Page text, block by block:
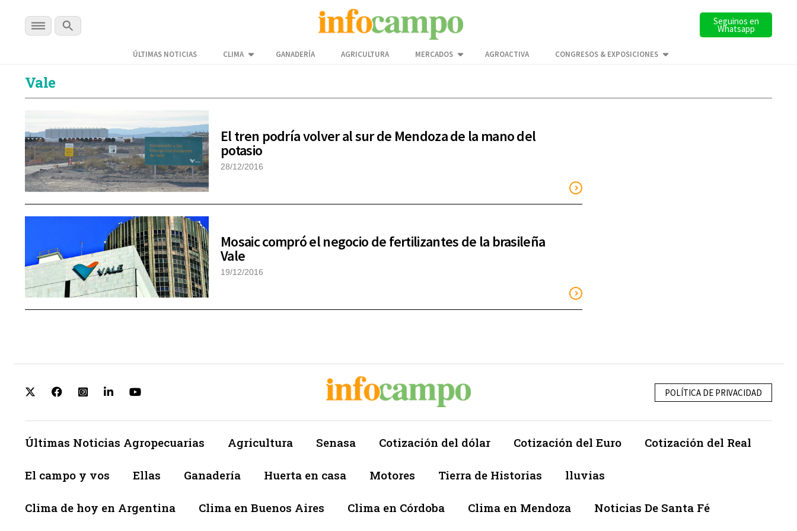
Seguinos en
Whatsapp
ÚLTIMAS NOTICIAS CLIMA GANADERÍA AGRICULTURA MERCADOS AGROACTIVA CONGRESOS & EXPOSICIONES
Vale
El tren podría volver al sur de Mendoza de la mano del
potasio
28/12/2016
Mosaic compró el negocio de fertilizantes de la brasileña
Vale
19/12/2016
POLÍTICA DE PRIVACIDAD
Últimas Noticias Agropecuarias Agricultura Senasa Cotización del dólar Cotización del Euro Cotización del Real
El campo y vos Ellas Ganadería Huerta en casa Motores Tierra de Historias lluvias
Clima de hoy en Argentina Clima en Buenos Aires Clima en Córdoba Clima en Mendoza Noticias De Santa Fé